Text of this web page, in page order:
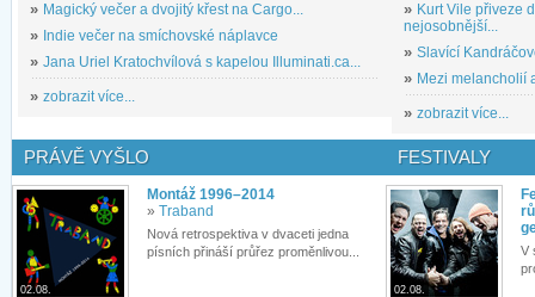
» Magický večer a dvojitý křest na Cargo...
» Indie večer na smíchovské náplavce
» Jana Uriel Kratochvílová s kapelou Illuminati.ca...
» zobrazit více...
» Kurt Vile přiveze
nejosobnější...
» Slavící
» Mezi melancholií
» zobrazit více...
PRÁVĚ VYŠLO
02.08.
Montáž 1996–2014
» Traband
Nová retrospektiva v dvaceti jedna
písních přináší průřez proměnlivou...
FESTIVALY
02.08.
V